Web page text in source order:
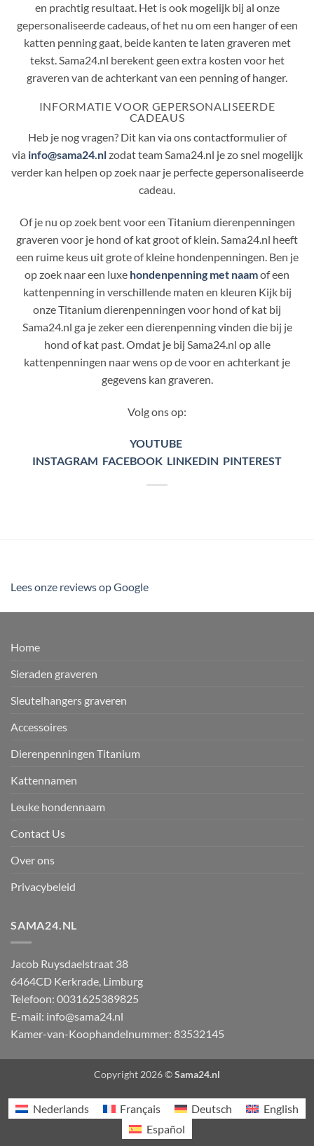
en prachtig resultaat. Het is ook mogelijk bij al onze
gepersonaliseerde cadeaus, of het nu om een hanger of een
katten penning gaat, beide kanten te laten graveren met
tekst. Sama24.nl berekent geen extra kosten voor het
graveren van de achterkant van een penning of hanger.
INFORMATIE VOOR GEPERSONALISEERDE
CADEAUS
Heb je nog vragen? Dit kan via ons contactformulier of
via info@sama24.nlzodat team Sama24.nl je zo snel mogelijk
verder kan helpen op zoek naar je perfecte gepersonaliseerde
cadeau.
Of je nu op zoek bent voor een Titanium dierenpenningen
graveren voor je hond of kat groot of klein. Sama24.nl heeft
een ruime keus uit grote of kleine hondenpenningen. Ben je
op zoek naar een luxe hondenpenning met naamof een
kattenpenning in verschillende maten en kleuren Kijk bij
onze Titanium dierenpenningen voor hond of kat bij
Sama24.nl ga je zeker een dierenpenning vinden die bij je
hond of kat past. Omdat je bij Sama24.nl op alle
kattenpenningen naar wens op de voor en achterkant je
gegevens kan graveren.
Volg ons op:
YOUTUBE
INSTAGRAM FACEBOOK LINKEDIN PINTEREST
Lees onze reviews op Google
Home
Sieraden graveren
Sleutelhangers graveren
Accessoires
Dierenpenningen Titanium
Kattennamen
Leuke hondennaam
Contact Us
Over ons
Privacybeleid
SAMA24.NL
Jacob Ruysdaelstraat 38
6464CD Kerkrade Limburg
Telefoon: 0031625389825
E-mail: info@sama24.nl
Kamer-van-Koophandelnummer: 83532145
Copyright 2026 ©Sama24.nl
Nederlands Français Deutsch
English
Español